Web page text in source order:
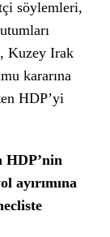
söylemleri,
Kuzey Irak
kararına
HDP’yi
HDP’nin
ayırımına